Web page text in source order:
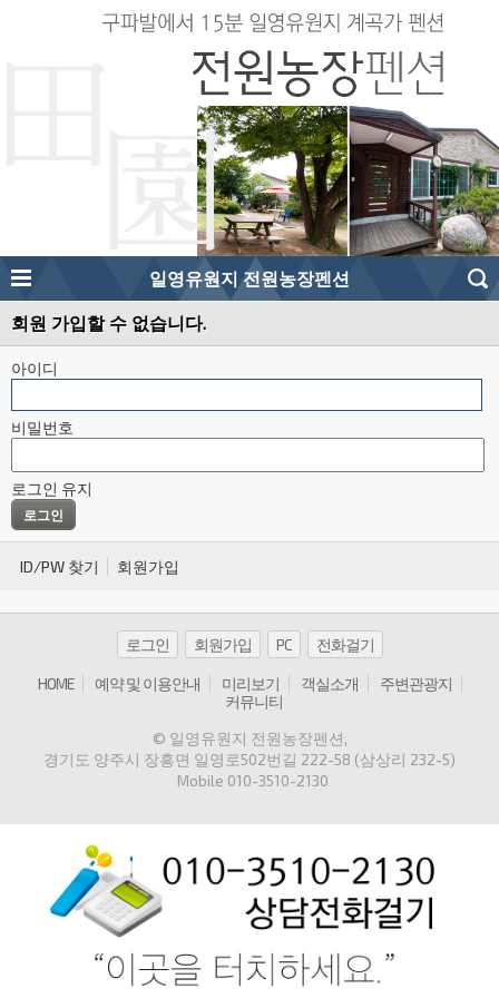
일영유원지 전원농장펜션
회원 가입할 수 없습니다.
아이디
비밀번호
로그인 유지
ID/PW 찾기 회원가입
로그인 회원가입 PC 전화걸기
HOME 예약 및 이용안내 미리보기 객실소개
주변관광지
커뮤니티
© 일영유원지 전원농장펜션,
경기도 양주시 장흥면 일영로502번길 222-58 (삼상리 232-5)
Mobile 010-3510-2130